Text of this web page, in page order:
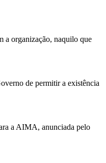
a organização, naquilo que
de permitir a existência
a AIMA, anunciada pelo